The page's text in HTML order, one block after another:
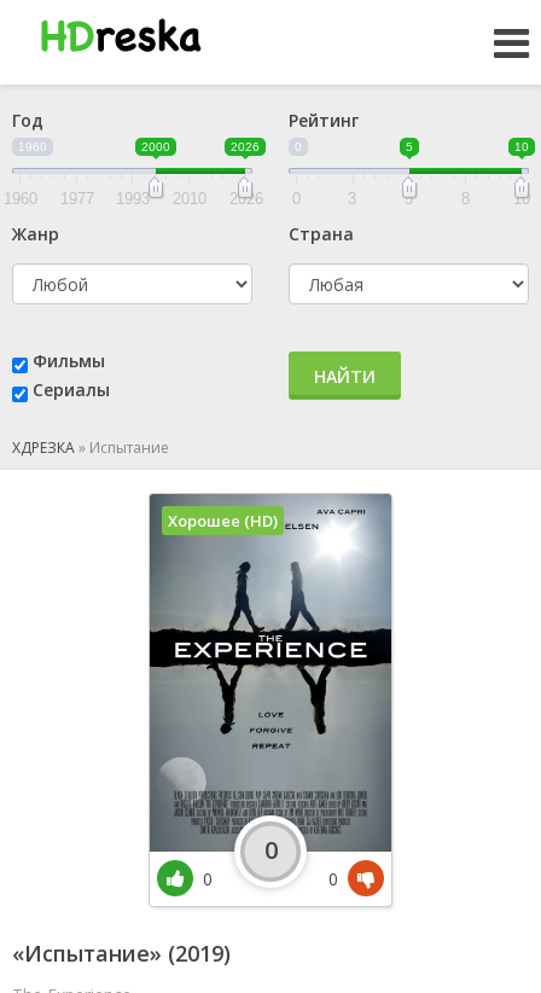
Год
1960 2000 2026
1960 1977 1993 2010 2026
Рейтинг
0 5 10
0 3 5 8 10
Жанр Страна
Фильмы
Сериалы
НАЙТИ
ХДРЕЗКА» Испытание
«Испытание» (2019)
Хорошее (HD)
0
0
0